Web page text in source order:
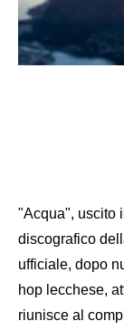
"Acqua", uscito
discografico
ufficiale, dopo
hop lecchese,
riunisce al